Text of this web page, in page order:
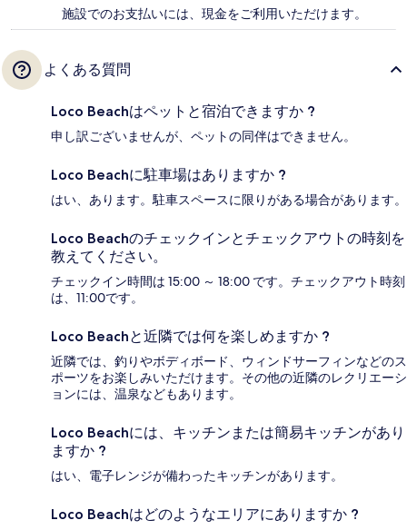
施設でのお支払いには、現金をご利用いただけます。
よくある質問
Loco Beachはペットと宿泊できますか ?
申し訳ございませんが、ペットの同伴はできません。
Loco Beachに駐車場はありますか ?
はい、あります。駐車スペースに限りがある場合があります。
Loco Beachのチェックインとチェックアウトの時刻を
教えてください。
チェックイン時間は 15:00 ～ 18:00 です。チェックアウト時刻
は、11:00です。
Loco Beachと近隣では何を楽しめますか ?
近隣では、釣りやボディボード、ウィンドサーフィンなどのス
ポーツをお楽しみいただけます。その他の近隣のレクリエーシ
ョンには、温泉などもあります。
Loco Beachには、キッチンまたは簡易キッチンがあり
ますか ?
はい、電子レンジが備わったキッチンがあります。
Loco Beachはどのようなエリアにありますか ?